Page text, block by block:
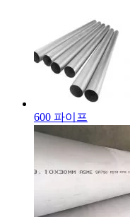
600 파이프